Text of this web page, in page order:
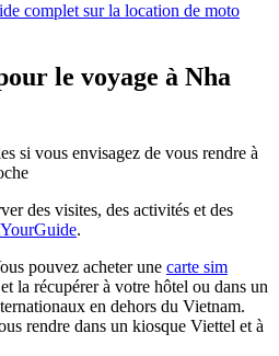
complet sur la location de moto
le voyage à Nha
si vous envisagez de vous rendre à
des visites, des activités et des
.
pouvez acheter une carte sim
la récupérer à votre hôtel ou dans un
en dehors du Vietnam.
rendre dans un kiosque Viettel et à